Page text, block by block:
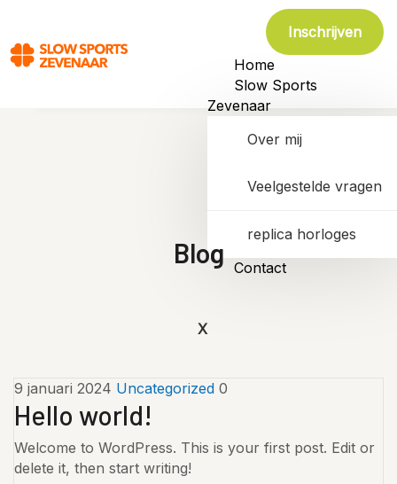
Home
Slow Sports
Zevenaar
Over mij
Veelgestelde vragen
replica horloges
Contact
X
Inschrijven
Blog
9 januari 2024 Uncategorized 0
Hello world!
Welcome to WordPress. This is your first post. Edit or
delete it, then start writing!